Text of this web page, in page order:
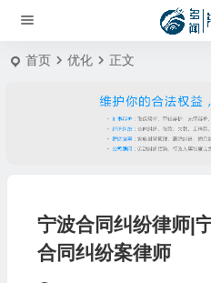
首页 优化 正文
宁波合同纠纷律师|
合同纠纷案律师